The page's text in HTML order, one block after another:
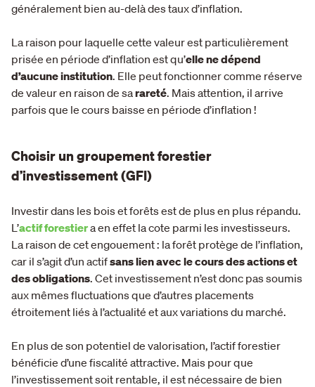
généralement bien au-delà des taux d’inflation.
La raison pour laquelle cette valeur est particulièrement
prisée en période d’inflation est qu’elle ne dépend
d’aucune institution. Elle peut fonctionner comme réserve
de valeur en raison de sarareté. Mais attention, il arrive
parfois que le cours baisse en période d’inflation !
Choisir un groupement forestier
d’investissement (GFI)
Investir dans les bois et forêts est de plus en plus répandu.
L’actif forestiera en effet la cote parmi les investisseurs.
La raison de cet engouement : la forêt protège de l’inflation,
car il s’agit d’un actifsans lien avec le cours des actions et
des obligations. Cet investissement n’est donc pas soumis
aux mêmes fluctuations que d’autres placements
étroitement liés à l’actualité et aux variations du marché.
En plus de son potentiel de valorisation, l’actif forestier
bénéficie d’une fiscalité attractive. Mais pour que
l’investissement soit rentable, il est nécessaire de bien